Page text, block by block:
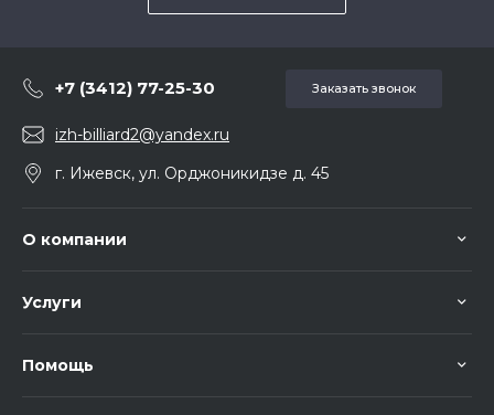
+7 (3412) 77-25-30 Заказать звонок
izh-billiard2@yandex.ru
г. Ижевск, ул. Орджоникидзе д. 45
О компании
Услуги
Помощь